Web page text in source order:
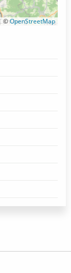
| ©OpenStreetMap